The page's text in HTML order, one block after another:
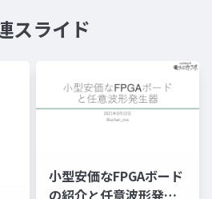
スライド
小型安価なFPGAボード
の紹介と任意波形発生